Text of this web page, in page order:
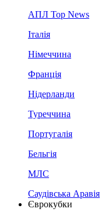
АПЛ Top News
Італія
Німеччина
Франція
Нідерланди
Туреччина
Португалія
Бельгія
МЛС
Саудівська Аравія
Єврокубки